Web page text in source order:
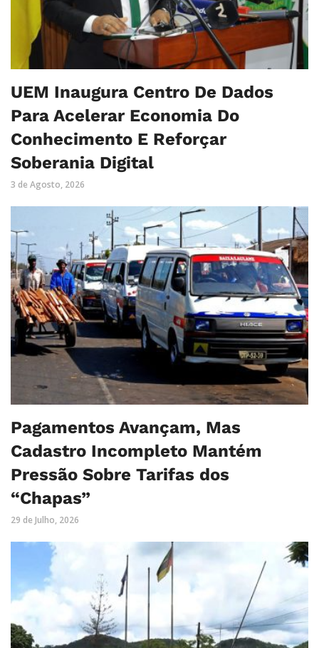
UEM Inaugura Centro De Dados
Para Acelerar Economia Do
Conhecimento E Reforçar
Soberania Digital
3 de Agosto, 2026
Pagamentos Avançam, Mas
Cadastro Incompleto Mantém
Pressão Sobre Tarifas dos
“Chapas”
29 de Julho, 2026